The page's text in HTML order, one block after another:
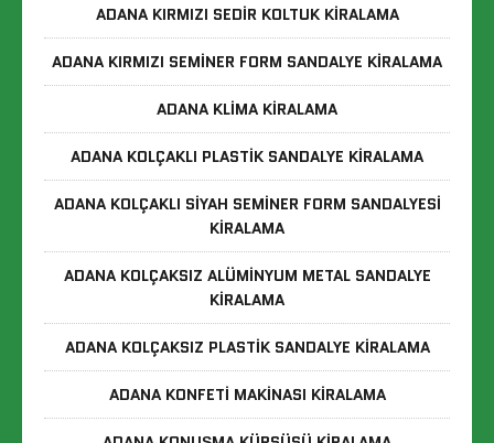
ADANA KIRMIZI SEDIR KOLTUK KIRALAMA
ADANA KIRMIZI SEMINER FORM SANDALYE KIRALAMA
ADANA KLIMA KIRALAMA
ADANA KOLÇAKLI PLASTIK SANDALYE KIRALAMA
ADANA KOLÇAKLI SIYAH SEMINER FORM SANDALYESI
KIRALAMA
ADANA KOLÇAKSIZ ALÜMINYUM METAL SANDALYE
KIRALAMA
ADANA KOLÇAKSIZ PLASTIK SANDALYE KIRALAMA
ADANA KONFETI MAKINASI KIRALAMA